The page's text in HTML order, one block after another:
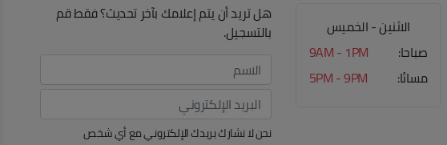
الاثنين - الخميس
صباحا:
9AM - 1PM
مسائا:
5PM - 9PM
هل تريد أن يتم إعلامك بآخر تحديث؟ فقط قم
بالتسجيل.
نحن لا نشارك بريدك الإلكتروني مع أي شخص